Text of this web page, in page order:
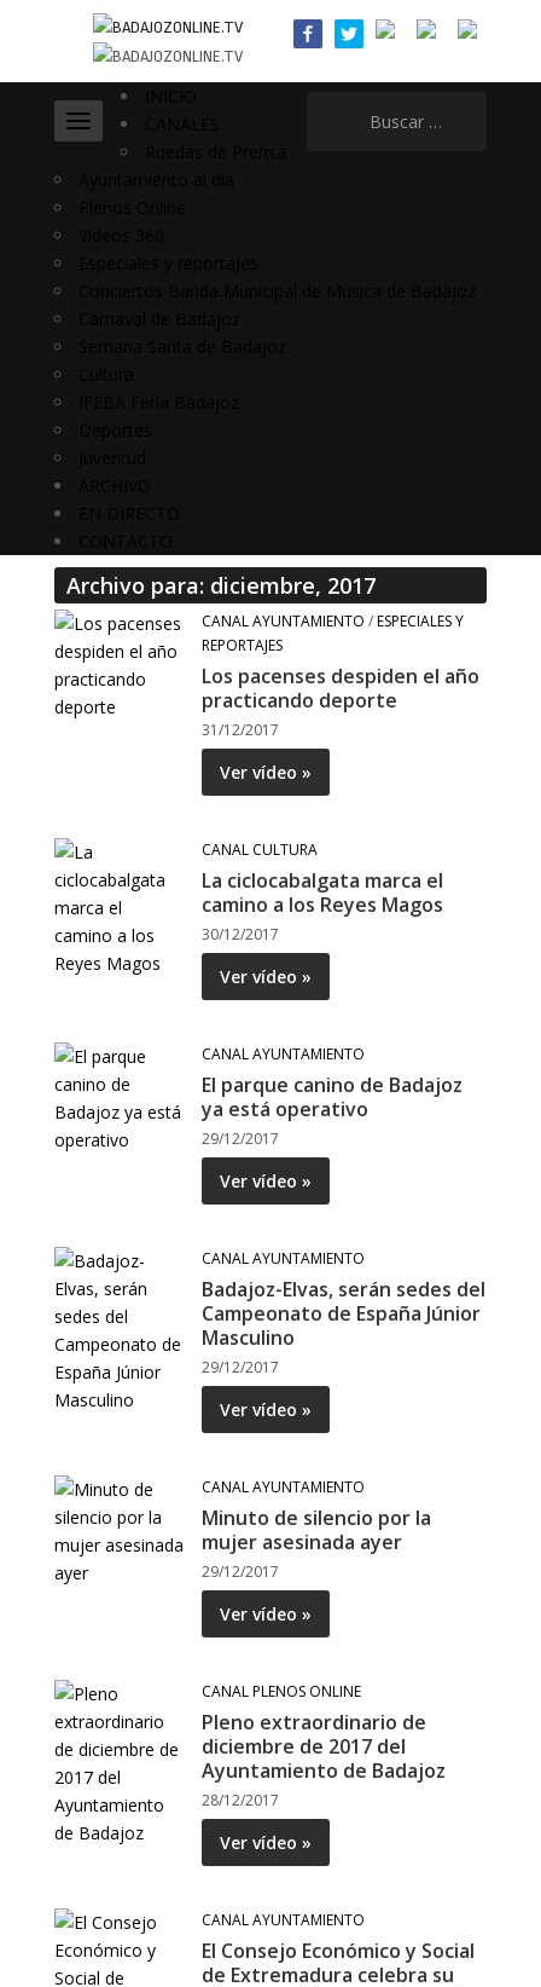
Archivo para: diciembre, 2017
CANAL AYUNTAMIENTO /ESPECIALES Y
REPORTAJES
Los pacenses despiden el año
practicando deporte
31/12/2017
Ver vídeo »
CANAL CULTURA
La ciclocabalgata marca el
camino a los Reyes Magos
30/12/2017
Ver vídeo »
CANAL AYUNTAMIENTO
El parque canino de Badajoz
ya está operativo
29/12/2017
Ver vídeo »
CANAL AYUNTAMIENTO
Badajoz-Elvas, serán sedes del
Campeonato de España Júnior
Masculino
29/12/2017
Ver vídeo »
CANAL AYUNTAMIENTO
Minuto de silencio por la
mujer asesinada ayer
29/12/2017
Ver vídeo »
CANAL PLENOS ONLINE
Pleno extraordinario de
diciembre de 2017 del
Ayuntamiento de Badajoz
28/12/2017
Ver vídeo »
CANAL AYUNTAMIENTO
El Consejo Económico y Social
de Extremadura celebra su